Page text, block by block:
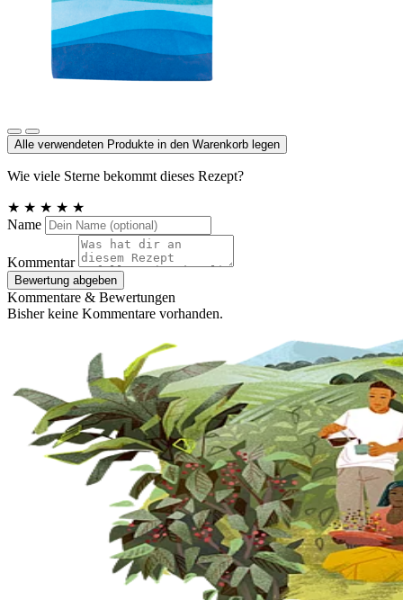
Alle verwendeten Produkte in den Warenkorb legen
Wie viele Sterne bekommt dieses Rezept?
★ ★ ★ ★ ★
Name
Kommentar
Bewertung abgeben
Kommentare & Bewertungen
Bisher keine Kommentare vorhanden.